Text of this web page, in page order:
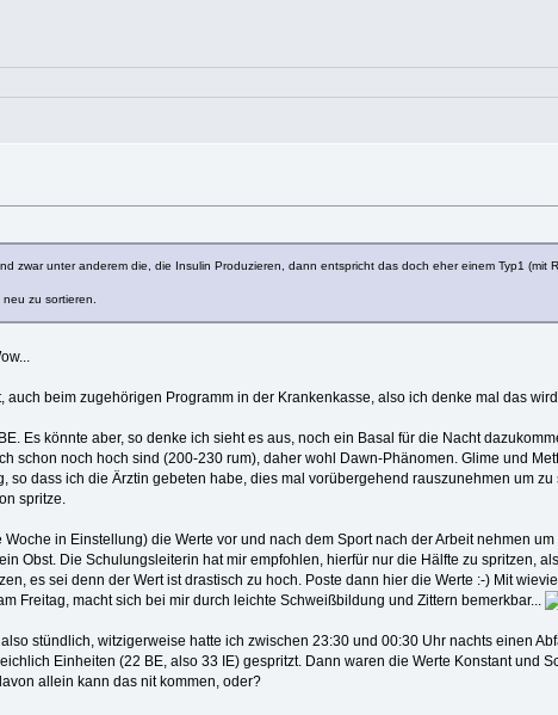
zwar unter anderem die, die Insulin Produzieren, dann entspricht das doch eher einem Typ1 (mit
zu sortieren.
auch beim zugehörigen Programm in der Krankenkasse, also ich denke mal das
Es könnte aber, so denke ich sieht es aus, noch ein Basal für die Nacht
schon noch hoch sind (200-230 rum), daher wohl Dawn-Phänomen. Glime und
so dass ich die Ärztin gebeten habe, dies mal vorübergehend rauszunehmen um
spritze.
in Einstellung) die Werte vor und nach dem Sport nach der Arbeit nehmen
Obst. Die Schulungsleiterin hat mir empfohlen, hierfür nur die Hälfte zu spritzen,
es sei denn der Wert ist drastisch zu hoch. Poste dann hier die Werte :-) Mit
Freitag, macht sich bei mir durch leichte Schweißbildung und Zittern bemerkbar...
stündlich, witzigerweise hatte ich zwischen 23:30 und 00:30 Uhr nachts einen
Einheiten (22 BE, also 33 IE) gespritzt. Dann waren die Werte Konstant und
allein kann das nit kommen, oder?